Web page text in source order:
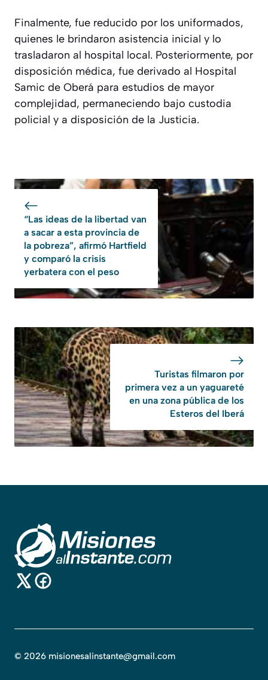
Finalmente, fue reducido por los uniformados,
quienes le brindaron asistencia inicial y lo
trasladaron al hospital local. Posteriormente, por
disposición médica, fue derivado al Hospital
Samic de Oberá para estudios de mayor
complejidad, permaneciendo bajo custodia
policial y a disposición de la Justicia.
“Las ideas de la libertad van
a sacar a esta provincia de
la pobreza”, afirmó Hartfield
y comparó la crisis
yerbatera con el peso
Turistas filmaron por
primera vez a un yaguareté
en una zona pública de los
Esteros del Iberá
© 2026 misionesalinstante@gmail.com